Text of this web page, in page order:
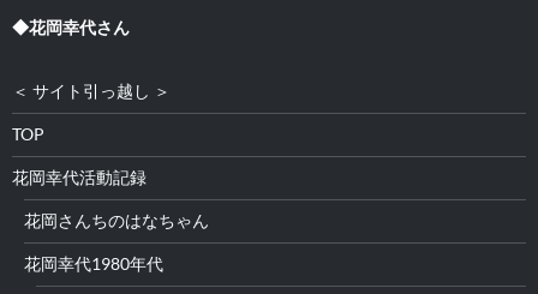
◆花岡幸代さん
＜ サイト引っ越し ＞
TOP
花岡幸代活動記録
花岡さんちのはなちゃん
花岡幸代1980年代